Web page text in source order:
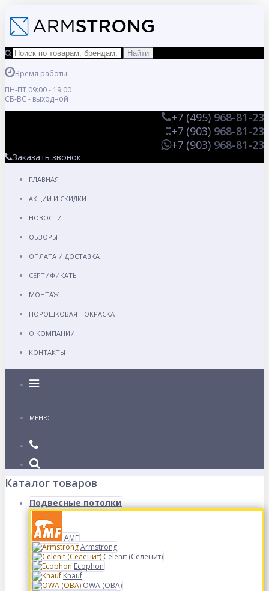
Время работы:
ПН-ПТ 09:00 - 19:00
СБ-ВС - выходной
+7 (495) 968-81-23
+7 (903) 968-81-23
+7 (903) 968-81-23
Заказать звонок
ГЛАВНАЯ
АКЦИИ И СКИДКИ
НОВОСТИ
ОБЗОРЫ
ОПЛАТА И ДОСТАВКА
СЕРТИФИКАТЫ
МОНТАЖ
ПОРОШКОВАЯ ПОКРАСКА
О КОМПАНИИ
КОНТАКТЫ
Каталог
МЕНЮ
Каталог товаров
Подвесные потолки
AMF
Armstrong
Celenit (Селенит)
Ecophon
Knauf
OWA (ОВА)